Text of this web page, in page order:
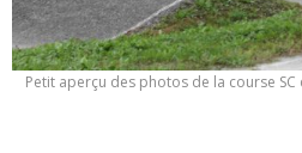
Petit aperçu des photos de la course